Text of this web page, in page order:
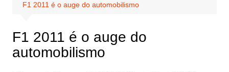
F1 2011 é o auge do automobilismo
F1 2011 é o auge do
automobilismo